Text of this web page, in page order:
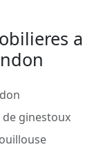
a
de ginestoux